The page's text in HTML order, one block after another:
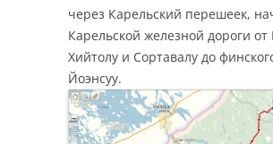
через Карельский перешеек,
Карельской железной дороги
Хийтолу и Сортавалу до
Йоэнсуу.